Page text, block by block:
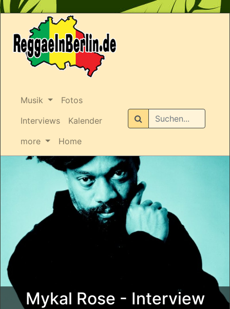
Musik
Fotos
Interviews
Kalender
more
Home
Suchen
Mykal Rose - Interview